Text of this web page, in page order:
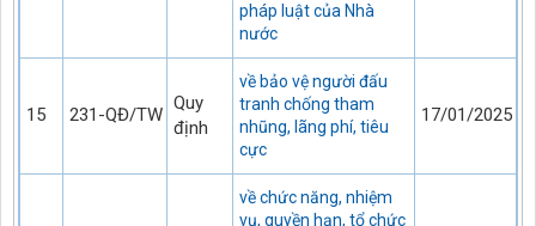
pháp luật của Nhà
nước
15 231-QĐ/TW
Quy
định
về bảo vệ người đấu
tranh chống tham
nhũng, lãng phí, tiêu
cực
17/01/2025
về chức năng, nhiệm
vụ, quyền hạn, tổ chức